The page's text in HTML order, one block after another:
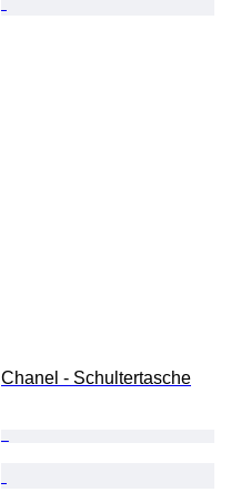
Chanel - Schultertasche